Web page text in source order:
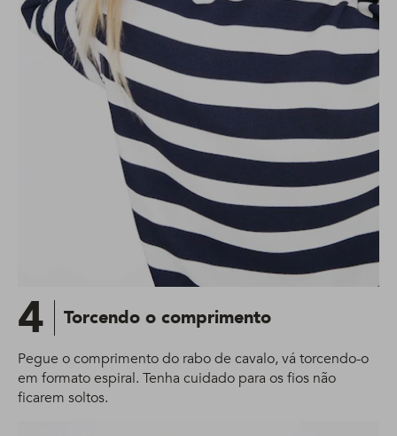
4 Torcendo o comprimento
Pegue o comprimento do rabo de cavalo, vá torcendo-o
em formato espiral. Tenha cuidado para os fios não
ficarem soltos.